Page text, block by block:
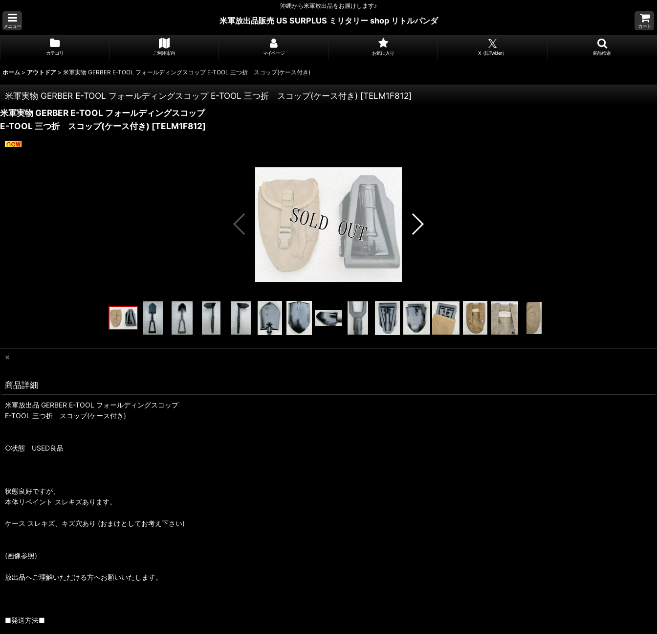
沖縄から米軍放出品をお届けします♪
メニュー
米軍放出品販売 US SURPLUS ミリタリー shop リトルパンダ
カート
カテゴリ ご利用案内 マイページ お気に入り X（旧Twitter） 商品検索
ホーム > アウトドア > 米軍実物 GERBER E-TOOL フォールディングスコップ E-TOOL 三つ折 スコップ(ケース付き)
米軍実物 GERBER E-TOOL フォールディングスコップ E-TOOL 三つ折 スコップ(ケース付き) [TELM1F812]
米軍実物 GERBER E-TOOL フォールディングスコップ
E-TOOL 三つ折 スコップ(ケース付き) [TELM1F812]
×
商品詳細
米軍放出品 GERBER E-TOOL フォールディングスコップ
E-TOOL 三つ折 スコップ(ケース付き)
○状態 USED良品
状態良好ですが、
本体リペイント スレキズあります。
ケース スレキズ、キズ穴あり (おまけとしてお考え下さい)
(画像参照)
放出品へご理解いただける方へお願いいたします。
■発送方法■